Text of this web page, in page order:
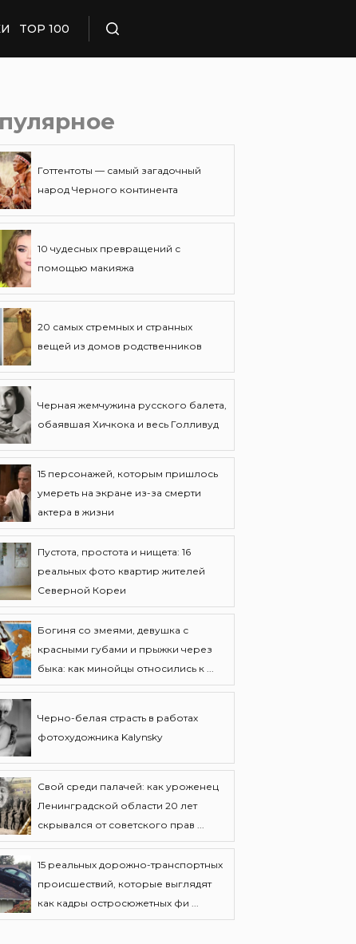
TOP 100
Готтентоты — самый загадочный
народ Черного континента
10 чудесных превращений с
помощью макияжа
20 самых стремных и странных
вещей из домов родственников
Черная жемчужина русского балета,
обаявшая Хичкока и весь Голливуд
15 персонажей, которым пришлось
умереть на экране из-за смерти
актера в жизни
Пустота, простота и нищета: 16
реальных фото квартир жителей
Северной Кореи
Богиня со змеями, девушка с
красными губами и прыжки через
быка: как минойцы относились к ...
Черно-белая страсть в работах
фотохудожника Kalynsky
Свой среди палачей: как уроженец
Ленинградской области 20 лет
скрывался от советского прав ...
15 реальных дорожно-транспортных
происшествий, которые выглядят
как кадры остросюжетных фи ...